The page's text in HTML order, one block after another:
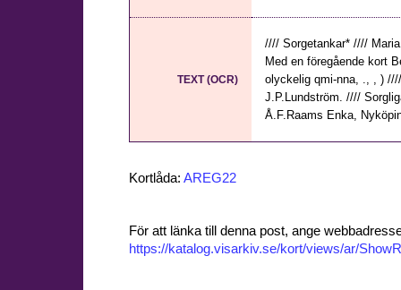
TEXT (OCR)
//// Sorgetankar* ////
Med en föregående kort
olyckelig qmi-nna, ., , )
J.P.Lundström. ////
Å.F.Raams Enka,
Kortlåda: AREG22
För att länka till denna post, ange
https://katalog.visarkiv.se/kort/views/ar/